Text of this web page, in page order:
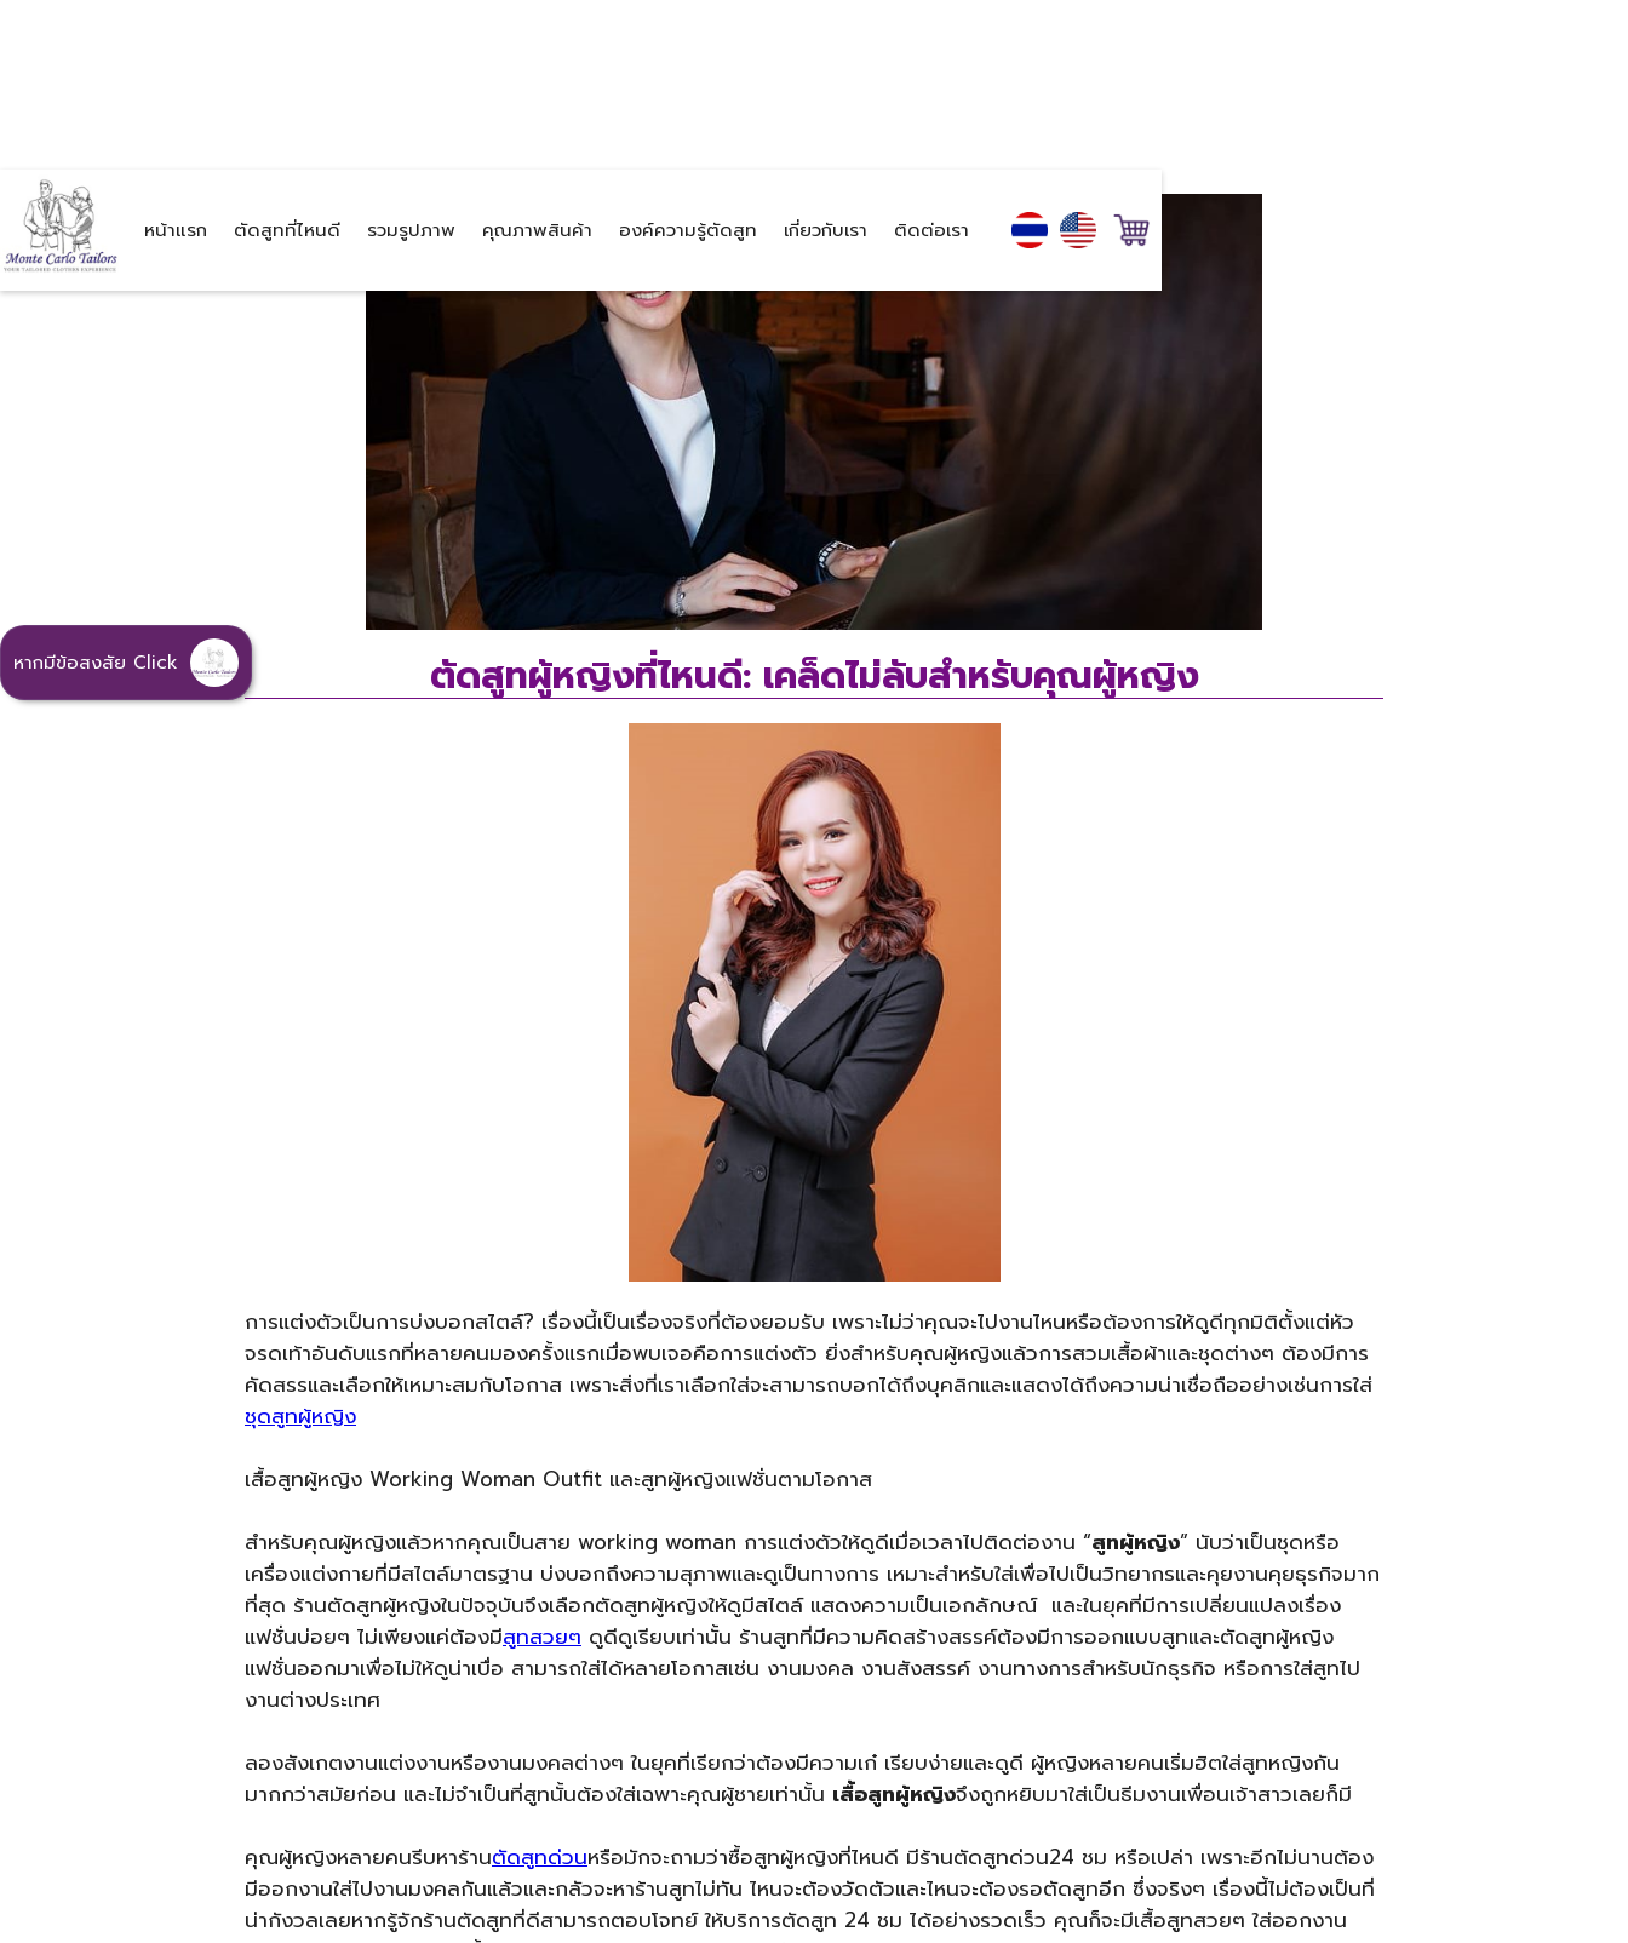
หน้าแรก ตัดสูทที่ไหนดี รวมรูปภาพ คุณภาพสินค้า องค์ความรู้ตัดสูท เกี่ยวกับเรา ติดต่อเรา
หากมีข้อสงสัย Click ตัดสูทผู้หญิงที่ไหนดี: เคล็ดไม่ลับสำหรับคุณผู้หญิง
การแต่งตัวเป็นการบ่งบอกสไตล์? เรื่องนี้เป็นเรื่องจริงที่ต้องยอมรับ เพราะไม่ว่าคุณจะไปงานไหนหรือต้องการให้ดูดีทุกมิติตั้งแต่หัว
จรดเท้าอันดับแรกที่หลายคนมองครั้งแรกเมื่อพบเจอคือการแต่งตัว ยิ่งสำหรับคุณผู้หญิงแล้วการสวมเสื้อผ้าและชุดต่างๆ ต้องมีการ
คัดสรรและเลือกให้เหมาะสมกับโอกาส เพราะสิ่งที่เราเลือกใส่จะสามารถบอกได้ถึงบุคลิกและแสดงได้ถึงความน่าเชื่อถืออย่างเช่นการใส่
ชุดสูทผู้หญิง­­
เสื้อสูทผู้หญิง Working Woman Outfit และสูทผู้หญิงแฟชั่นตามโอกาส
สำหรับคุณผู้หญิงแล้วหากคุณเป็นสาย working woman การแต่งตัวให้ดูดีเมื่อเวลาไปติดต่องาน “สูทผู้หญิง” นับว่าเป็นชุดหรือ
เครื่องแต่งกายที่มีสไตล์มาตรฐาน บ่งบอกถึงความสุภาพและดูเป็นทางการ เหมาะสำหรับใส่เพื่อไปเป็นวิทยากรและคุยงานคุยธุรกิจมาก
ที่สุด ร้านตัดสูทผู้หญิงในปัจจุบันจึงเลือกตัดสูทผู้หญิงให้ดูมีสไตล์ แสดงความเป็นเอกลักษณ์ และในยุคที่มีการเปลี่ยนแปลงเรื่อง
แฟชั่นบ่อยๆ ไม่เพียงแค่ต้องมีสูทสวยๆ ดูดีดูเรียบเท่านั้น ร้านสูทที่มีความคิดสร้างสรรค์ต้องมีการออกแบบสูทและตัดสูทผู้หญิง
แฟชั่นออกมาเพื่อไม่ให้ดูน่าเบื่อ สามารถใส่ได้หลายโอกาสเช่น งานมงคล งานสังสรรค์ งานทางการสำหรับนักธุรกิจ หรือการใส่สูทไป
งานต่างประเทศ
ลองสังเกตงานแต่งงานหรืองานมงคลต่างๆ ในยุคที่เรียกว่าต้องมีความเก๋ เรียบง่ายและดูดี ผู้หญิงหลายคนเริ่มฮิตใส่สูทหญิงกัน
มากกว่าสมัยก่อน และไม่จำเป็นที่สูทนั้นต้องใส่เฉพาะคุณผู้ชายเท่านั้น เสื้อสูทผู้หญิงจึงถูกหยิบมาใส่เป็นธีมงานเพื่อนเจ้าสาวเลยก็มี
คุณผู้หญิงหลายคนรีบหาร้านตัดสูทด่วนหรือมักจะถามว่าซื้อสูทผู้หญิงที่ไหนดี มีร้านตัดสูทด่วน24 ชม หรือเปล่า เพราะอีกไม่นานต้อง
มีออกงานใส่ไปงานมงคลกันแล้วและกลัวจะหาร้านสูทไม่ทัน ไหนจะต้องวัดตัวและไหนจะต้องรอตัดสูทอีก ซึ่งจริงๆ เรื่องนี้ไม่ต้องเป็นที่
น่ากังวลเลยหากรู้จักร้านตัดสูทที่ดีสามารถตอบโจทย์ ให้บริการตัดสูท 24 ชม ได้อย่างรวดเร็ว คุณก็จะมีเสื้อสูทสวยๆ ใส่ออกงาน